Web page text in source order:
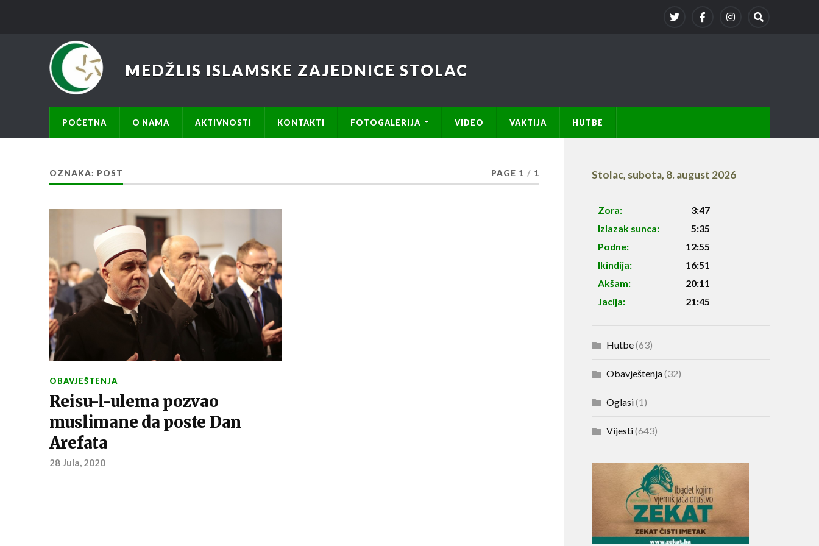
MEDŽLIS ISLAMSKE ZAJEDNICE STOLAC
POČETNA O NAMA AKTIVNOSTI KONTAKTI FOTOGALERIJA VIDEO VAKTIJA HUTBE
OZNAKA: POST PAGE 1 / 1
OBAVJEŠTENJA
Reisu-l-ulema pozvao
muslimane da poste Dan
Arefata
28 Jula, 2020
Stolac, subota, 8. august 2026
Zora:
3:47
Izlazak sunca:
5:35
Podne:
12:55
Ikindija:
16:51
Akšam:
20:11
Jacija:
21:45
Hutbe(63)
Obavještenja(32)
Oglasi(1)
Vijesti(643)